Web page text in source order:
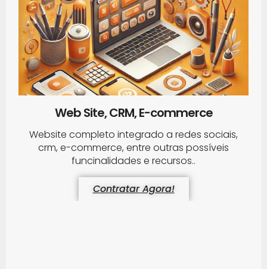
Web Site, CRM, E-commerce
Website completo integrado a redes sociais,
crm, e-commerce, entre outras possíveis
funcinalidades e recursos..
Contratar Agora!